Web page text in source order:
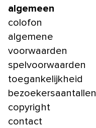
algemeen
colofon
algemene
voorwaarden
spelvoorwaarden
toegankelijkheid
bezoekersaantallen
copyright
contact